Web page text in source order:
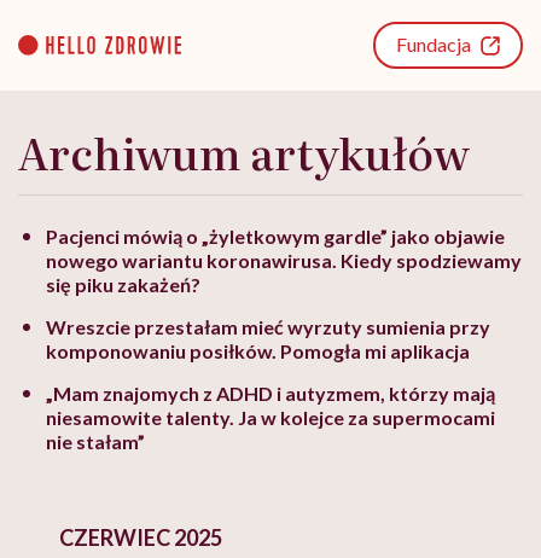
content
Fundacja
Archiwum artykułów
Pacjenci mówią o „żyletkowym gardle” jako objawie
nowego wariantu koronawirusa. Kiedy spodziewamy
się piku zakażeń?
Wreszcie przestałam mieć wyrzuty sumienia przy
komponowaniu posiłków. Pomogła mi aplikacja
„Mam znajomych z ADHD i autyzmem, którzy mają
niesamowite talenty. Ja w kolejce za supermocami
nie stałam”
CZERWIEC 2025